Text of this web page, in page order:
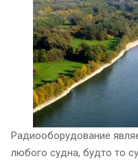
Радиооборудование
любого судна, будто то